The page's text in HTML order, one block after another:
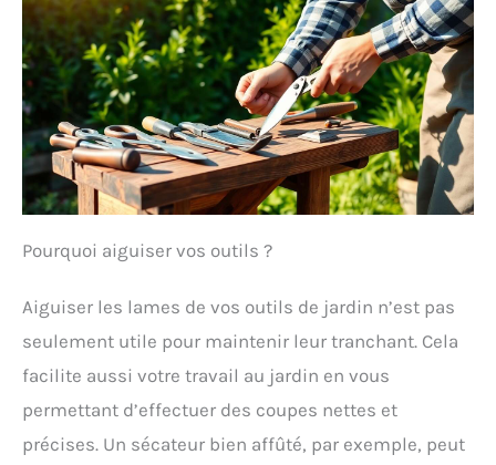
Pourquoi aiguiser vos outils ?
Aiguiser les lames de vos outils de jardin n’est pas
seulement utile pour maintenir leur tranchant. Cela
facilite aussi votre travail au jardin en vous
permettant d’effectuer des coupes nettes et
précises. Un sécateur bien affûté, par exemple, peut